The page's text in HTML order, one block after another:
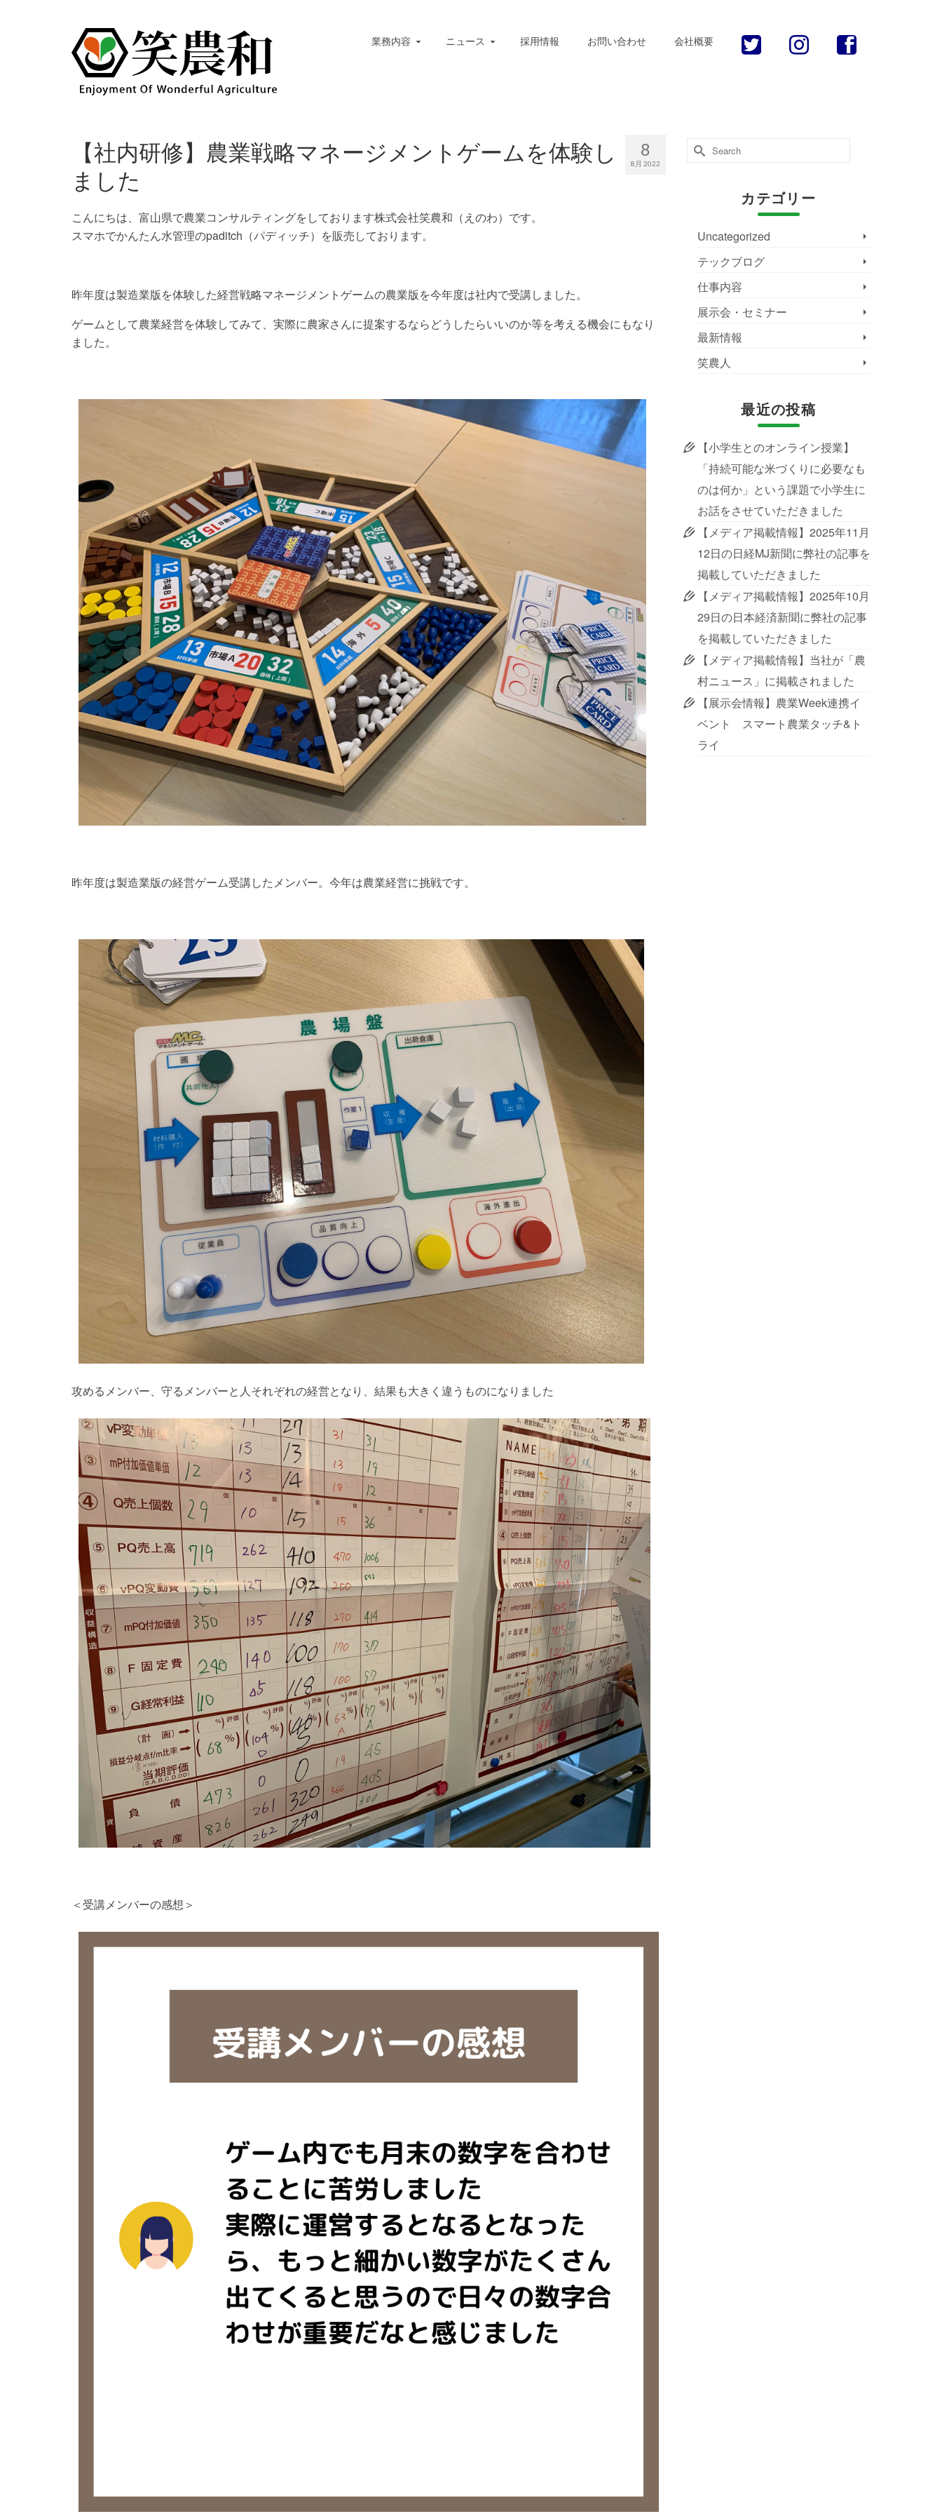
業務内容 ニュース 採用情報 お問い合わせ 会社概要
8
8月 2022
【社内研修】農業戦略マネージメントゲームを体験し
ました
こんにちは、富山県で農業コンサルティングをしております株式会社笑農和（えのわ）です。
スマホでかんたん水管理のpaditch（パディッチ）を販売しております。
昨年度は製造業版を体験した経営戦略マネージメントゲームの農業版を今年度は社内で受講しました。
ゲームとして農業経営を体験してみて、実際に農家さんに提案するならどうしたらいいのか等を考える機会にもなり
ました。
昨年度は製造業版の経営ゲーム受講したメンバー。今年は農業経営に挑戦です。
攻めるメンバー、守るメンバーと人それぞれの経営となり、結果も大きく違うものになりました
＜受講メンバーの感想＞
Search
for:
カテゴリー
Uncategorized
テックブログ
仕事内容
展示会・セミナー
最新情報
笑農人
最近の投稿
【小学生とのオンライン授業】
「持続可能な米づくりに必要なも
のは何か」という課題で小学生に
お話をさせていただきました
【メディア掲載情報】2025年11月
12日の日経MJ新聞に弊社の記事を
掲載していただきました
【メディア掲載情報】2025年10月
29日の日本経済新聞に弊社の記事
を掲載していただきました
【メディア掲載情報】当社が「農
村ニュース」に掲載されました
【展示会情報】農業Week連携イ
ベント スマート農業タッチ&ト
ライ